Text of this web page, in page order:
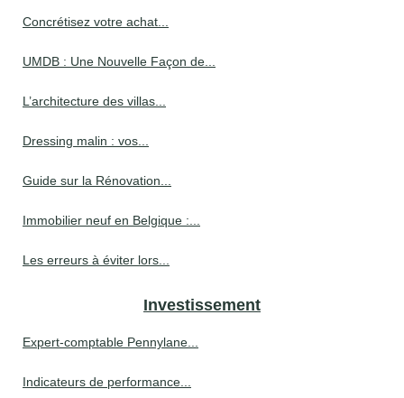
Concrétisez votre achat...
UMDB : Une Nouvelle Façon de...
L’architecture des villas...
Dressing malin : vos...
Guide sur la Rénovation...
Immobilier neuf en Belgique :...
Les erreurs à éviter lors...
Investissement
Expert-comptable Pennylane...
Indicateurs de performance...